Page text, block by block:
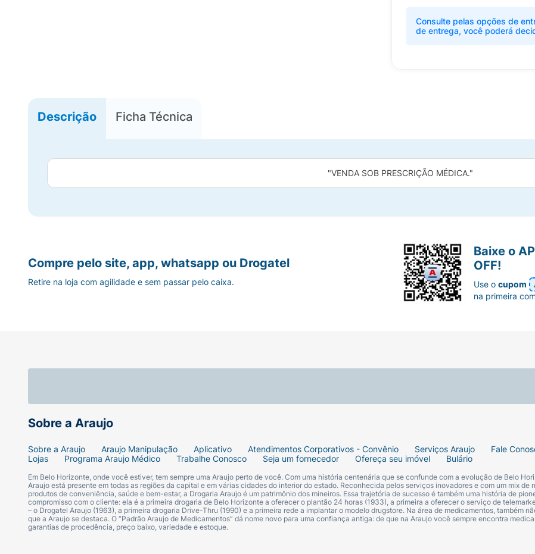
Consulte pelas opções de
de entrega, você poderá
Descrição Ficha Técnica
"VENDA SOB PRESCRIÇÃO MÉDICA."
Sobre a Araujo
Sobre a Araujo Araujo Manipulação Aplicativo Atendimentos Corporativos - Convênio Serviços Araujo
Fale
Lojas
Programa Araujo Médico Trabalhe Conosco Seja um fornecedor Ofereça seu imóvel Bulário
Em Belo Horizonte, onde você estiver, tem sempre uma Araujo perto de você. Com uma história centenária que se confunde com a evolução de Belo
Araujo está presente em todas as regiões da capital e em várias cidades do interior do estado. Reconhecida pelos serviços inovadores e com um mix de
produtos de conveniência, saúde e bem-estar, a Drogaria Araujo é um patrimônio dos mineiros. Essa trajetória de sucesso é também uma história de
compromisso com o cliente: ela é a primeira drogaria de Belo Horizonte a oferecer o plantão 24 horas (1933), a primeira a oferecer o serviço de
– o Drogatel Araujo (1963), a primeira drogaria Drive-Thru (1990) e a primeira rede a implantar o modelo drugstore. Na área de medicamentos, também
que a Araujo se destaca. O “Padrão Araujo de Medicamentos” dá nome novo para uma confiança antiga: de que na Araujo você sempre encontra
garantias de procedência, preço baixo, variedade e estoque.
Compre pelo site, app, whatsapp ou Drogatel
Retire na loja com agilidade e sem passar pelo caixa.
Baixe o
OFF!
Use ocupom
na primeira